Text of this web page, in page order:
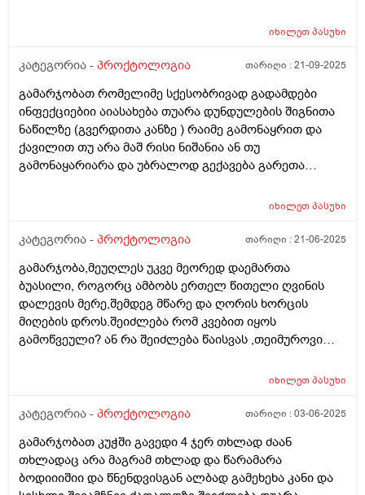
შებერილობაა რომელიც მაწუხებს და მისველდება
რო დავჯდები ვერაფერს ვშვები მაქვს კიდევ. •
წასვლისას შეგრძნება, რომ ბოლომდე ვერ
ვცარიელდებისავით. • ჭინთების შემდეგ ხშირად
მინდება ბევრი შარდვა შემდეგ მიღიზიანდება და წვა
მიჩნდება. • მუცელი ხმაურობს ხშირად ხან მარცხენა
მხარეს ხან მარჯვენა თითქოს რაღაც უჭირს. • ბოლო
შემდეგ ჩვეულებრივად გახდა ხილის ჭამის შემდეგ •
შეგრძნება და მოშარდვის. • მადა ქრება როცა ასე ვარ
თუმცა როცა დაწყნარდება სიმპტომები რასაც არ ვჭამ,
ორგანიზმი იმის აღდგენას მთხოვს და როცა ავღადგენ
და კარგად შევჭამ შემდეგ ისევ მეწყება თითქოს
მატრიცაში ვარ და ჩემსთავს ვუჩალიჩებ და იქნებ
დამეხმაროთ მადლობა დიდი წინასწარ, ვფიქრობ,
შესაძლოა ნაწლავის ან ნაღვლის პრობლემა იყოს
შეგრძნებაც მაქვს ცოტათი და დილას უფრო შეტევები
ხილს არ ვჭამ და ჯანსაღად ეს შეიძლება იყოს ამის
თავი რაც ვნახე სიმპტომები ნაწლავის კიბოს გავდა და
შევშფოთდი 17 ის ეხლა გავხდი და ისეთს არ ვჭამ
არაფერს ასე რომ ვიყო
იხილეთპასუხი
კატეგორია - პროქტოლოგია თარიღი :21-09-2025
გამარჯობათ რომელიმე სქესობრივად გადამდები
ინფექციებიი აიასახება თუარა დუნდულების შიგნითა
ნაწილზე (გვერდითა კანზე ) რაიმე გამონაყრით და
ქავილით თუ არა მაშ რისი ნიშანია ან თუ
გამონაყარიარა და უბრალოდ გექავება გარეთა
იხილეთპასუხი
კატეგორია - პროქტოლოგია თარიღი :21-06-2025
გამარჯობა,მეუღლეს უკვე მეორედ დაემართა
ბუასილი, როგორც ამბობს ერთელ წითელი ღვინის
დალევის მერე,შემდეგ მწარე და ღორის ხორცის
მიღების დროს.შეიძლება რომ კვებით იყოს
გამოწვეული? ან რა შეიძლება წაისვას ,თეიმუროვი
როგორ უნდა მოიქცეს ,რა შეიძლება იხმაროს
იხილეთპასუხი
კატეგორია - პროქტოლოგია თარიღი :03-06-2025
გამარჯობათ კუჭში გავედი 4 ჯერ თხლად ძაან
თხლადაც არა მაგრამ თხლად და წარამარა
ბოდიიიშიი და წნენდვისგან ალბად გამეხეხა კანი და